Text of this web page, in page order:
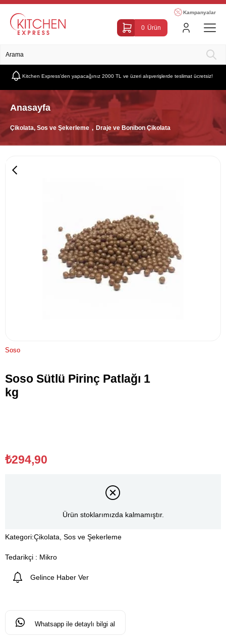
Kampanyalar
0 Ürün
Kitchen Express’den yapacağınız 2000 TL ve üzeri alışverişlerde teslimat ücretsiz!
Anasayfa
Çikolata, Sos ve Şekerleme Draje ve Bonibon Çikolata
Soso
Soso Sütlü Pirinç Patlağı 1
kg
₺294,90
Ürün stoklarımızda kalmamıştır.
Kategori:Çikolata, Sos ve Şekerleme
Tedarikçi : Mikro
Gelince Haber Ver
Whatsapp ile detaylı bilgi al